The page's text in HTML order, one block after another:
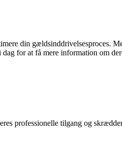
din gældsinddrivelsesproces.
for at få mere information om
professionelle tilgang og